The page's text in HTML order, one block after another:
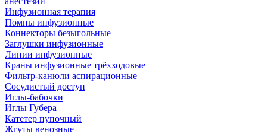
Инфузионная терапия
Помпы инфузионные
Коннекторы безыгольные
Заглушки инфузионные
Линии инфузионные
Краны инфузионные трёхходовые
Фильтр-канюли аспирационные
Сосудистый доступ
Иглы-бабочки
Иглы Губера
Катетер пупочный
Жгуты венозные